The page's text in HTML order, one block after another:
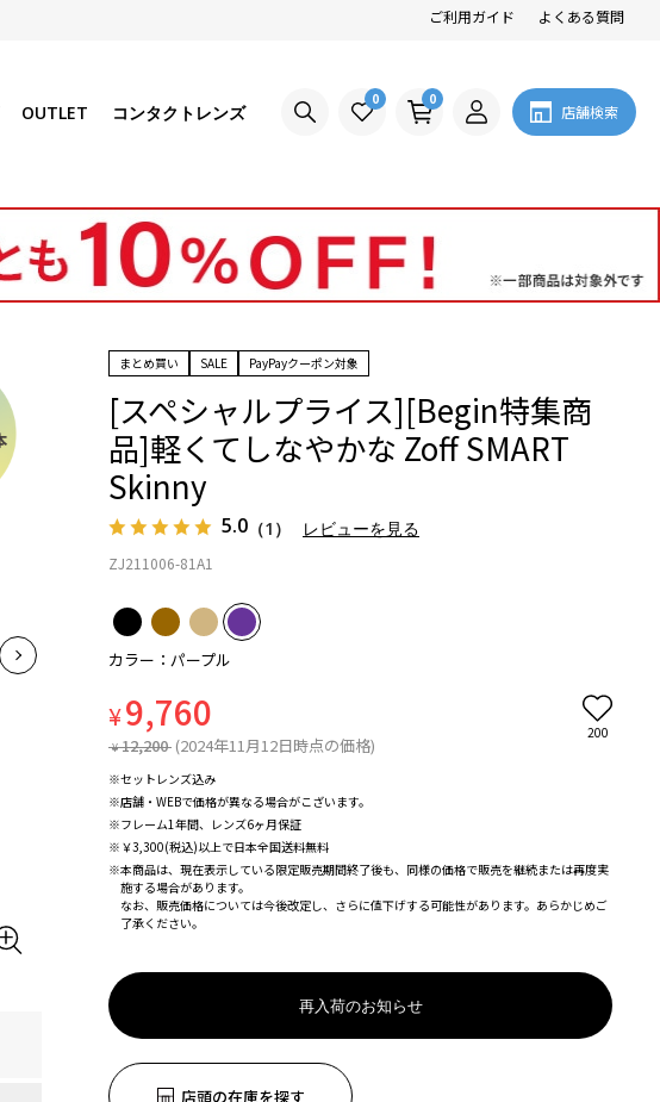
ご利用ガイド よくある質問
OUTLET コンタクトレンズ
0 0
店舗検索
まとめ買い SALE PayPayクーポン対象
[スペシャルプライス][Begin特集商
品]軽くてしなやかな Zoff SMART
Skinny
5.0 （1） レビューを見る
ZJ211006-81A1
カラー：パープル
¥9,760
¥ 12,200 (2024年11月12日時点の価格)
200
※セットレンズ込み
※店舗・WEBで価格が異なる場合がこざいます。
※フレーム1年間、レンズ6ヶ月保証
※￥3,300(税込)以上で日本全国送料無料
※本商品は、現在表示している限定販売期間終了後も、同様の価格で販売を継続または再度実
施する場合があります。
なお、販売価格については今後改定し、さらに値下げする可能性があります。あらかじめご
了承ください。
再入荷のお知らせ
店頭の在庫を探す